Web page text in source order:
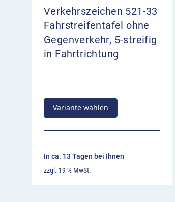
Verkehrszeichen 521-33
Fahrstreifentafel ohne
Gegenverkehr, 5-streifig
in Fahrtrichtung
Variante wählen
In ca. 13 Tagen bei Ihnen
zzgl. 19 % MwSt.